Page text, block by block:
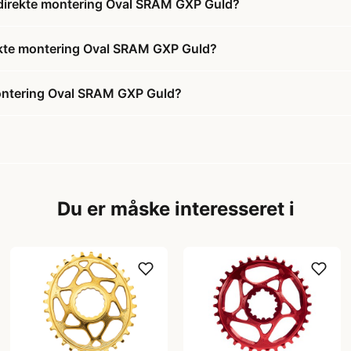
montering Oval SRAM GXP Guld?
montering Oval SRAM GXP Guld?
Oval SRAM GXP Guld?
Du er måske interesseret i